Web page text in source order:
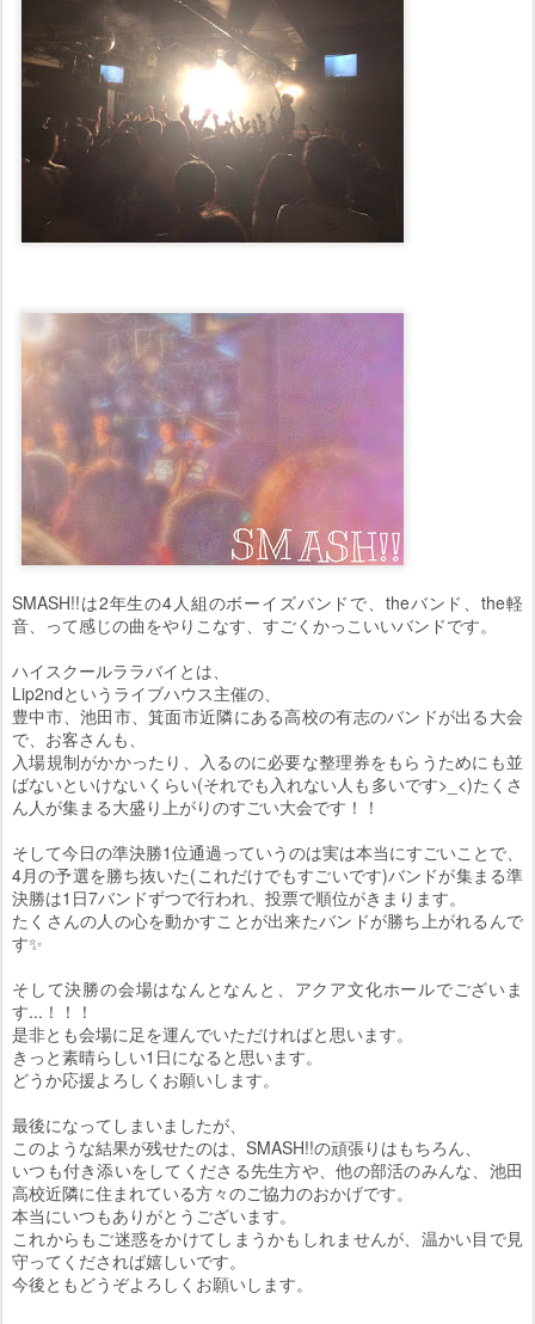
SMASH!!は2年生の4人組のボーイズバンドで、theバンド、the軽
音、って感じの曲をやりこなす、すごくかっこいいバンドです。
ハイスクールララバイとは、
Lip2ndというライブハウス主催の、
豊中市、池田市、箕面市近隣にある高校の有志のバンドが出る大会
で、お客さんも、
入場規制がかかったり、入るのに必要な整理券をもらうためにも並
ばないといけないくらい(それでも入れない人も多いです>_<)たくさ
ん人が集まる大盛り上がりのすごい大会です！！
そして今日の準決勝1位通過っていうのは実は本当にすごいことで、
4月の予選を勝ち抜いた(これだけでもすごいです)バンドが集まる準
決勝は1日7バンドずつで行われ、投票で順位がきまります。
たくさんの人の心を動かすことが出来たバンドが勝ち上がれるんで
す✨
そして決勝の会場はなんとなんと、アクア文化ホールでございま
す...！！！
是非とも会場に足を運んでいただければと思います。
きっと素晴らしい1日になると思います。
どうか応援よろしくお願いします。
最後になってしまいましたが、
このような結果が残せたのは、SMASH!!の頑張りはもちろん、
いつも付き添いをしてくださる先生方や、他の部活のみんな、池田
高校近隣に住まれている方々のご協力のおかげです。
本当にいつもありがとうございます。
これからもご迷惑をかけてしまうかもしれませんが、温かい目で見
守ってくだされば嬉しいです。
今後ともどうぞよろしくお願いします。